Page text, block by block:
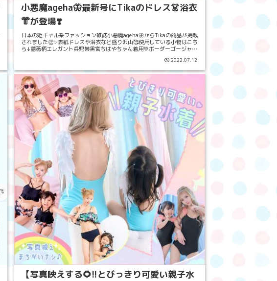
小悪魔ageha🦋最新号にTikaのドレス👗浴衣
👘が登場❣️
日本の姫ギャル系ファッション雑誌小悪魔ageha🦋からTikaの商品が掲載
されました👏✨表紙ドレスや浴衣など盛り沢山🥰使用している小物はこち
ら↓薔薇柄エレガント兵児帯黒宮ちはやちゃん着用💚ボーダーゴージャス
2022.07.12
【写真映えする🌻!!とびっきり可愛い親子水